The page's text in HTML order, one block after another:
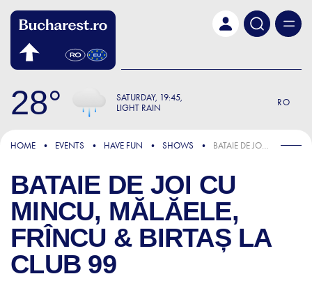
28 SATURDAY 19:45
LIGHT RAIN
RO
HOME EVENTS HAVE FUN SHOWS BATAIE DE JOI CU MINCU, MĂLĂELE, FRÎNCU & BIRTAȘ LA CLUB 99
BATAIE DE JOI CU
MINCU, MĂLĂELE,
FRÎNCU & BIRTAȘ LA
CLUB 99